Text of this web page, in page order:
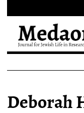
Deborah